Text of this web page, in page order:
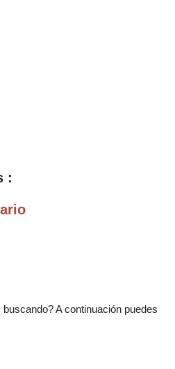
:
A continuación puedes